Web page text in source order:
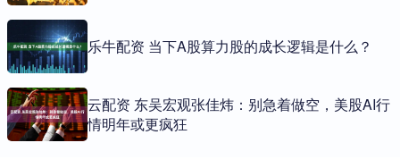
乐牛配资 当下A股算力股的成长逻辑是什么？
云配资 东吴宏观张佳炜：别急着做空，美股AI行
情明年或更疯狂